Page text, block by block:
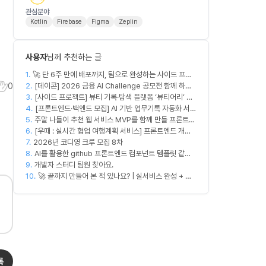
0
관심분야
Kotlin Firebase Figma Zeplin
사용자님께 추천하는 글
1. 🚀 단 6주 만에 배포까지, 팀으로 완성하는 사이드 프로
젝트 [스위프 웹 15기] 🚀
2. [데이콘] 2026 금융 AI Challenge 공모전 함께 하실
프론트엔드, 백엔드, 디자이너 구합니다!
3. [사이드 프로젝트] 뷰티 기록·탐색 플랫폼 ‘뷰티어리’ 디
자이너·프론트엔드·백엔드 팀원을 모집합니다
4. [프론트엔드·백엔드 모집] AI 기반 업무기록 자동화 서비
스 MVP 개발
5. 주말 나들이 추천 웹 서비스 MVP를 함께 만들 프론트엔
드/디자이너 모집합니다
6. [우때 : 실시간 협업 여행계획 서비스] 프론트엔드 개발
자 팀원을 모집합니다
7. 2026년 코디영 크루 모집 8차
8. AI를 활용한 github 프론트엔드 컴포넌트 템플릿 같이
만드실분
9. 개발자 스터디 팀원 찾아요.
10. 🚀 끝까지 만들어 본 적 있나요? | 실서비스 완성 + 수